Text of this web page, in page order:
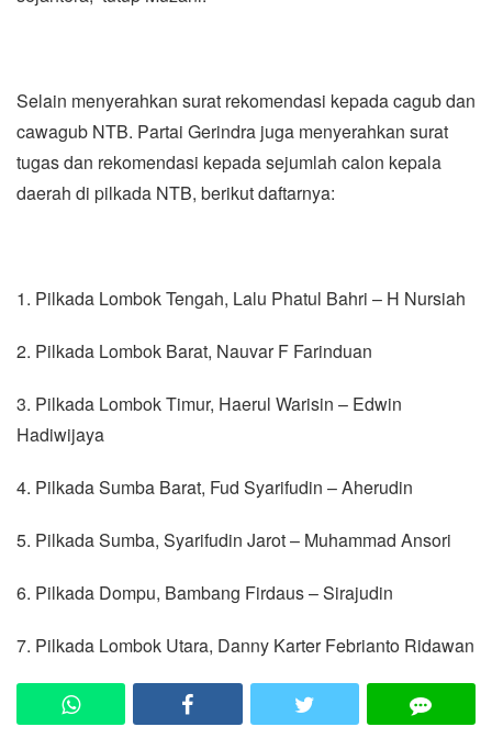
Selain menyerahkan surat rekomendasi kepada cagub dan
cawagub NTB. Partai Gerindra juga menyerahkan surat
tugas dan rekomendasi kepada sejumlah calon kepala
daerah di pilkada NTB, berikut daftarnya:
1. Pilkada Lombok Tengah, Lalu Phatul Bahri – H Nursiah
2. Pilkada Lombok Barat, Nauvar F Farinduan
3. Pilkada Lombok Timur, Haerul Warisin – Edwin
Hadiwijaya
4. Pilkada Sumba Barat, Fud Syarifudin – Aherudin
5. Pilkada Sumba, Syarifudin Jarot – Muhammad Ansori
6. Pilkada Dompu, Bambang Firdaus – Sirajudin
7. Pilkada Lombok Utara, Danny Karter Febrianto Ridawan